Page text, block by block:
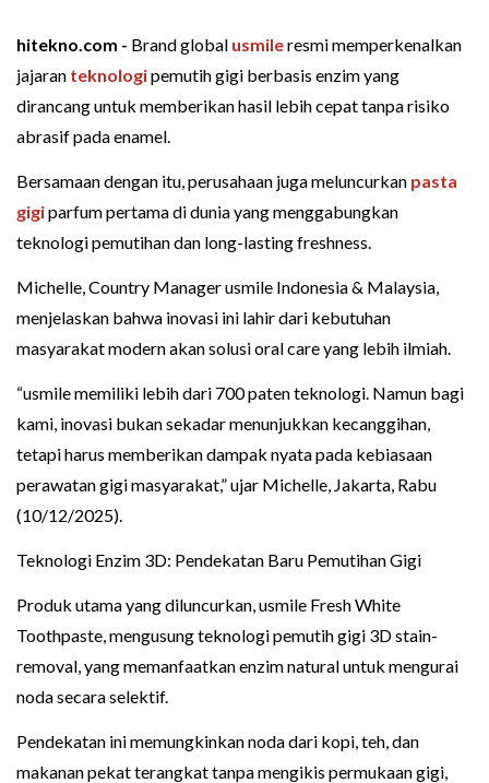
hitekno.com - Brand global usmileresmi memperkenalkan
jajaran teknologipemutih gigi berbasis enzim yang
dirancang untuk memberikan hasil lebih cepat tanpa risiko
abrasif pada enamel.
Bersamaan dengan itu, perusahaan juga meluncurkan pasta
gigiparfum pertama di dunia yang menggabungkan
teknologi pemutihan dan long-lasting freshness.
Michelle, Country Manager usmile Indonesia & Malaysia,
menjelaskan bahwa inovasi ini lahir dari kebutuhan
masyarakat modern akan solusi oral care yang lebih ilmiah.
“usmile memiliki lebih dari 700 paten teknologi. Namun bagi
kami, inovasi bukan sekadar menunjukkan kecanggihan,
tetapi harus memberikan dampak nyata pada kebiasaan
perawatan gigi masyarakat,” ujar Michelle, Jakarta, Rabu
(10/12/2025).
Teknologi Enzim 3D: Pendekatan Baru Pemutihan Gigi
Produk utama yang diluncurkan, usmile Fresh White
Toothpaste, mengusung teknologi pemutih gigi 3D stain-
removal, yang memanfaatkan enzim natural untuk mengurai
noda secara selektif.
Pendekatan ini memungkinkan noda dari kopi, teh, dan
makanan pekat terangkat tanpa mengikis permukaan gigi,